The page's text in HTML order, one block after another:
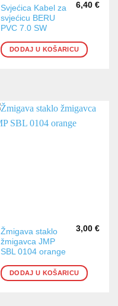
Svjećica Kabel za
svjećicu BERU
PVC 7.0 SW
6,40 €
DODAJ U KOŠARICU
Žmigava staklo
žmigavca JMP
SBL 0104 orange
3,00 €
DODAJ U KOŠARICU